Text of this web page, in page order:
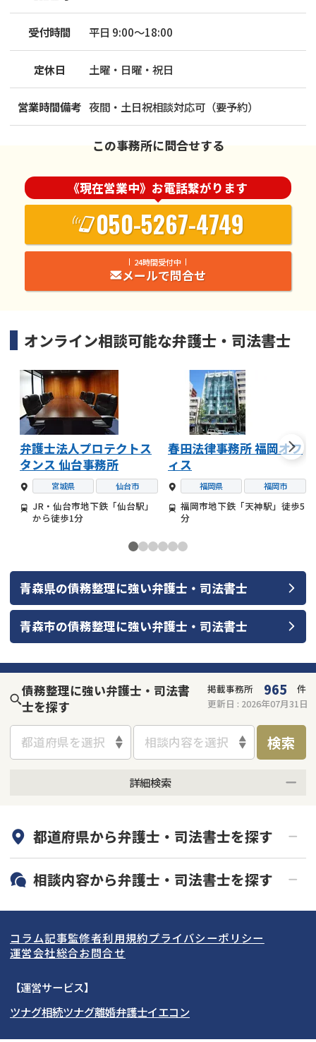
受付時間 平日 9:00〜18:00
定休日 土曜・日曜・祝日
営業時間備考 夜間・土日祝相談対応可（要予約）
この事務所に問合せする
《現在営業中》お電話繋がります
050-5267-4749
24時間受付中
メールで問合せ
オンライン相談可能な弁護士・司法書士
弁護士法人プロテクトス
タンス 仙台事務所
宮城県 仙台市
JR・仙台市地下鉄「仙台駅」
から徒歩1分
春田法律事務所 福岡オフ
ィス
福岡県 福岡市
福岡市地下鉄「天神駅」徒歩5
分
青森県の債務整理に強い弁護士・司法書士
青森市の債務整理に強い弁護士・司法書士
債務整理に強い弁護士・司法書
士を探す
掲載事務所 965
件
更新日 : 2026年07月31日
都道府県を選択 相談内容を選択 検索
詳細検索
初回相談無料
土日祝の相談可能
都道府県から弁護士・司法書士を探す
北海道・東北
北海道 青森県
岩手県 宮城県
秋田県
福島県
関東
東京都 神奈川県
埼玉県
茨城県 群馬県
東海
愛知県
岐阜県 山梨県
関西
大阪府 京都府
北陸・甲信越
相談内容から弁護士・司法書士を探す
任意整理
個人再生
会社破産・法人破産
消費者金融・サラ金
カードローン・クレジッ
コラム記事監修者利用規約プライバシーポリシー
運営会社総合お問合せ
【運営サービス】
ツナグ相続ツナグ離婚弁護士イエコン